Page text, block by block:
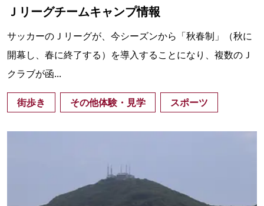
Ｊリーグチームキャンプ情報
サッカーのＪリーグが、今シーズンから「秋春制」（秋に
開幕し、春に終了する）を導入することになり、複数のＪ
クラブが函...
街歩き その他体験・見学 スポーツ